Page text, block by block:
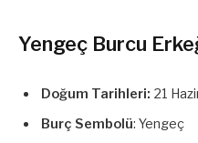
Yengeç Burcu
Doğum Tarihleri: 21
Burç Sembolü: Yengeç